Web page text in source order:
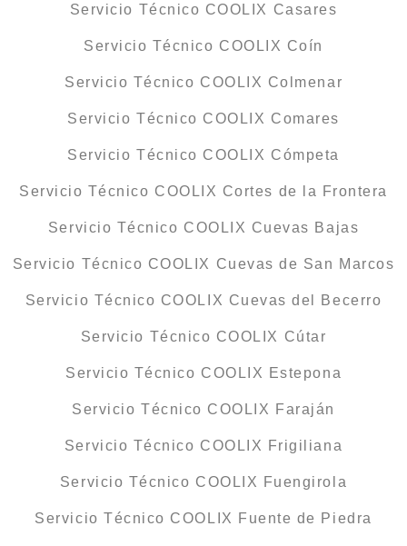
Servicio Técnico COOLIX Casares
Servicio Técnico COOLIX Coín
Servicio Técnico COOLIX Colmenar
Servicio Técnico COOLIX Comares
Servicio Técnico COOLIX Cómpeta
Servicio Técnico COOLIX Cortes de la Frontera
Servicio Técnico COOLIX Cuevas Bajas
Servicio Técnico COOLIX Cuevas de San Marcos
Servicio Técnico COOLIX Cuevas del Becerro
Servicio Técnico COOLIX Cútar
Servicio Técnico COOLIX Estepona
Servicio Técnico COOLIX Faraján
Servicio Técnico COOLIX Frigiliana
Servicio Técnico COOLIX Fuengirola
Servicio Técnico COOLIX Fuente de Piedra